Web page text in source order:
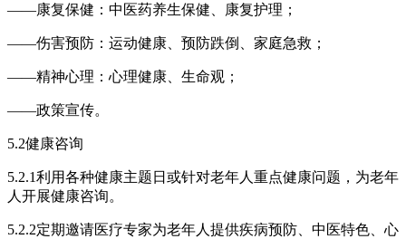
——康复保健：中医药养生保健、康复护理；
——伤害预防：运动健康、预防跌倒、家庭急救；
——精神心理：心理健康、生命观；
——政策宣传。
5.2健康咨询
5.2.1利用各种健康主题日或针对老年人重点健康问题，为老年
人开展健康咨询。
5.2.2定期邀请医疗专家为老年人提供疾病预防、中医特色、心